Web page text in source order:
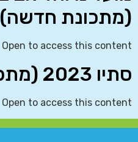
(מתכונת חדשה)
Open to access this content
סתיו 2023 (מתכונת חדשה)
Open to access this content